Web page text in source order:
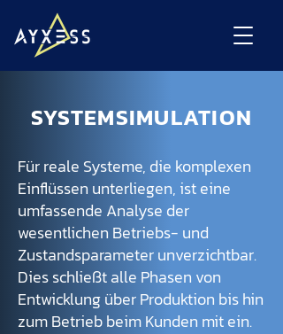
SYSTEMSIMULATION
Für reale Systeme, die komplexen
Einflüssen unterliegen, ist eine
umfassende Analyse der
wesentlichen Betriebs- und
Zustandsparameter unverzichtbar.
Dies schließt alle Phasen von
Entwicklung über Produktion bis hin
zum Betrieb beim Kunden mit ein.